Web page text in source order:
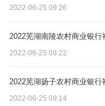
2022-06-25 09:26
2022芜湖南陵农村商业银
2022-06-25 09:22
2022芜湖扬子农村商业银
2022-06-25 09:14